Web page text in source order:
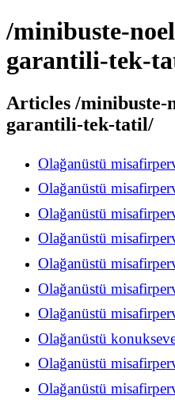
/minibuste-
garantili-tek-
Articles /minibuste-
garantili-tek-tatil/
Olağanüstü
refah deneyimini
Olağanüstü
refah deneyimini
Olağanüstü
refah deneyimini
Olağanüstü
refah deneyimini
Olağanüstü
refah deneyimini
Olağanüstü
refah deneyimini
Olağanüstü
refah deneyimini
Olağanüstü
refah deneyimini
Olağanüstü
refah deneyimini
Olağanüstü